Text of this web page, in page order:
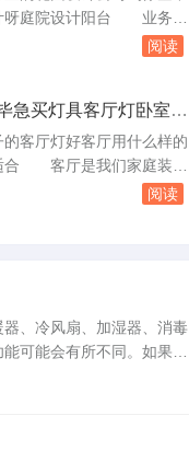
计算机组成原理、计算机
、计算机网络本人20...
呀庭院设计阳台 业务范
花园设计、别墅花园设计
领域都有一定的专业水平
验，可以根据您的具体需求
设计方案和服务。在选择
以考虑公司的案例作品、设
阅读
急买灯具客厅灯卧室灯
么选那个品牌好
的客厅灯好客厅用什么样的
合 客厅是我们家庭装修
，所以不管装修哪个地方都
的有日光灯、镁光灯、白炽
灯、霓虹灯...
阅读
、冷风扇、加湿器、消毒
可能会有所不同。如果您
的实际需求选择合适。夏